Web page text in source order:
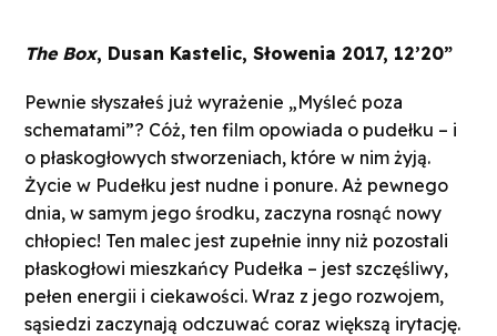
The Box, Dusan Kastelic, Słowenia 2017, 12’20”
Pewnie słyszałeś już wyrażenie „Myśleć poza
schematami”? Cóż, ten film opowiada o pudełku – i
o płaskogłowych stworzeniach, które w nim żyją.
Życie w Pudełku jest nudne i ponure. Aż pewnego
dnia, w samym jego środku, zaczyna rosnąć nowy
chłopiec! Ten malec jest zupełnie inny niż pozostali
płaskogłowi mieszkańcy Pudełka – jest szczęśliwy,
pełen energii i ciekawości. Wraz z jego rozwojem,
sąsiedzi zaczynają odczuwać coraz większą irytację.